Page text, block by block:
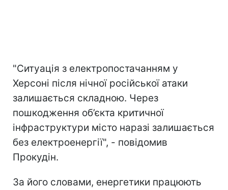
"Ситуація з електропостачанням у
Херсоні після нічної російської атаки
залишається складною. Через
пошкодження об’єкта критичної
інфраструктури місто наразі залишається
без електроенергії", - повідомив
Прокудін.
За його словами, енергетики працюють